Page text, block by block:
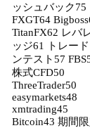
ッシュバック75
FXGT64 Bigboss
TitanFX62 レバ
ッジ61
トレー
ンテスト57 FBS
株式CFD50
ThreeTrader50
easymarkets48
xmtrading45
Bitcoin43 期間